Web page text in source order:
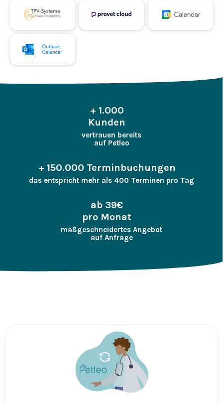
+ 1.000
Kunden
vertrauen bereits
auf Petleo
+ 150.000 Terminbuchungen
das entspricht mehr als 400 Terminen pro Tag
ab 39€
pro Monat
maßgeschneidertes Angebot
auf Anfrage